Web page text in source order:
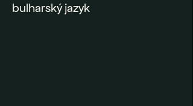
bulharský jazyk